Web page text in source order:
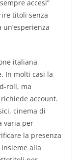
accesi”
titoli senza
italiana
In molti casi la
roll, ma
account.
cinema di
varia per
la presenza
alla